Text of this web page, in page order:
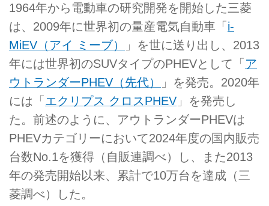
1964年から電動車の研究開発を開始した三菱
は、2009年に世界初の量産電気自動車「i-
MiEV（アイ ミーブ）
」を世に送り出し、2013
年には世界初のSUVタイプのPHEVとして「ア
ウトランダーPHEV（先代）
」を発売。2020年
には「エクリプス クロスPHEV 」を発売し
た。前述のように、アウトランダーPHEVは
PHEVカテゴリーにおいて2024年度の国内販売
台数No.1を獲得（自販連調べ）し、また2013
年の発売開始以来、累計で10万台を達成（三
菱調べ）した。